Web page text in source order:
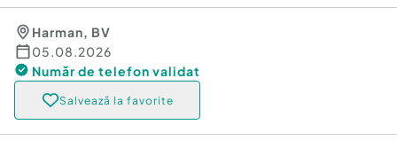
Harman, BV
05.08.2026
Număr de telefon validat
Salvează la favorite